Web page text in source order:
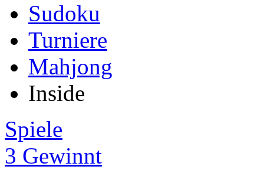
Sudoku
Turniere
Mahjong
Inside
Spiele
3 Gewinnt